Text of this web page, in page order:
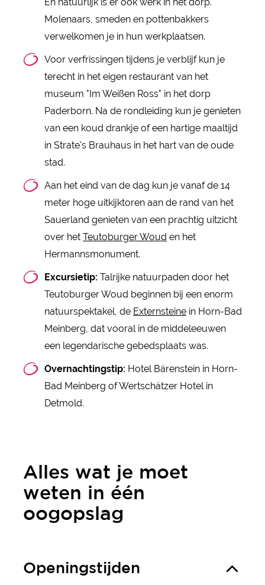
Molenaars, smeden en pottenbakkers
verwelkomen je in hun werkplaatsen.
Voor verfrissingen tijdens je verblijf kun je
terecht in het eigen restaurant van het
museum "Im Weißen Ross" in het dorp
Paderborn. Na de rondleiding kun je genieten
van een koud drankje of een hartige maaltijd
in Strate's Brauhaus in het hart van de oude
stad.
Aan het eind van de dag kun je vanaf de 14
meter hoge uitkijktoren aan de rand van het
Sauerland genieten van een prachtig uitzicht
over het Teutoburger Woud en het
Hermannsmonument.
Excursietip: Talrijke natuurpaden door het
Teutoburger Woud beginnen bij een enorm
natuurspektakel, de Externsteinein Horn-Bad
Meinberg, dat vooral in de middeleeuwen
een legendarische gebedsplaats was.
Overnachtingstip: Hotel Bärenstein in Horn-
Bad Meinberg of Wertschätzer Hotel in
Detmold.
Alles wat je moet
weten in één
oogopslag
Openingstijden